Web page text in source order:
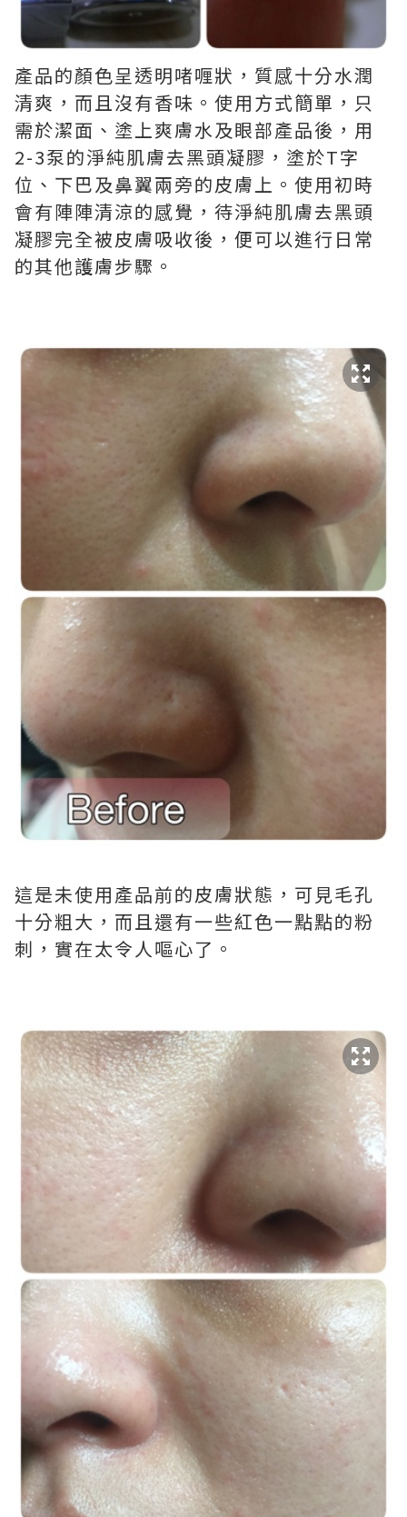
產品的顏色呈透明啫喱狀，質感十分水潤
清爽，而且沒有香味。使用方式簡單，只
需於潔面、塗上爽膚水及眼部產品後，用
2-3泵的淨純肌膚去黑頭凝膠，塗於T字
位、下巴及鼻翼兩旁的皮膚上。使用初時
會有陣陣清涼的感覺，待淨純肌膚去黑頭
凝膠完全被皮膚吸收後，便可以進行日常
的其他護膚步驟。
這是未使用產品前的皮膚狀態，可見毛孔
十分粗大，而且還有一些紅色一點點的粉
刺，實在太令人嘔心了。